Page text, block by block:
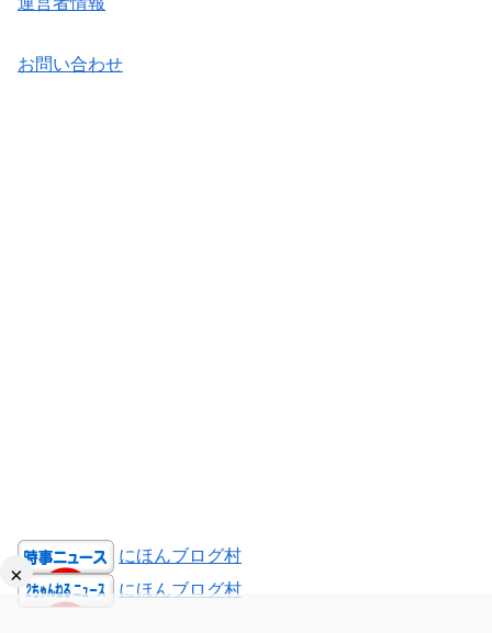
×
お問い合わせ
にほんブログ村
にほんブログ村